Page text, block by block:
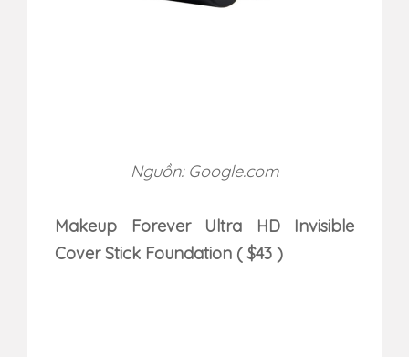
Nguồn: Google.com
Makeup Forever Ultra HD Invisible
Cover Stick Foundation ( $43 )